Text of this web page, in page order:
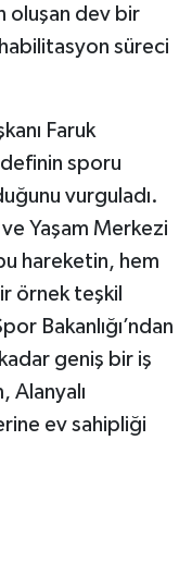
dev bir
süreci
Faruk
sporu
vurguladı.
Yaşam Merkezi
hareketin, hem
örnek teşkil
Bakanlığı’ndan
geniş bir iş
Alanyalı
ev sahipliği